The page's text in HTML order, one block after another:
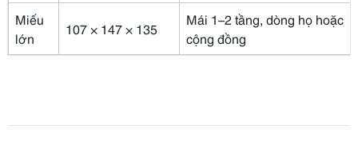
Miếu
lớn
107 × 147 × 135
Mái 1–2 tầng, dòng họ hoặc
cộng đồng